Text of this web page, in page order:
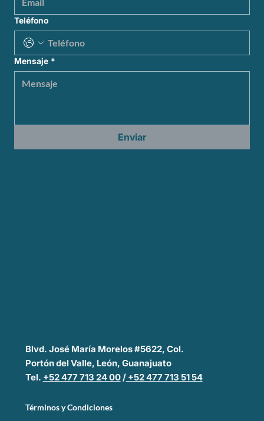
Teléfono
Mensaje *
Enviar
Blvd. José María Morelos #5622, Col.
Portón del Valle, León, Guanajuato
Tel. +52 477 713 24 00/+52 477 713 51 54
Términos y Condiciones